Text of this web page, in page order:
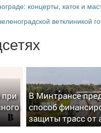
концерты, каток и
при
В Минтрансе
способ
защиты трасс от